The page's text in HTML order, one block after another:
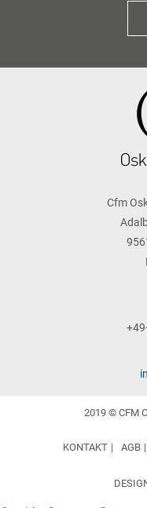
Cfm
2019 © CFM
KONTAKT AGB